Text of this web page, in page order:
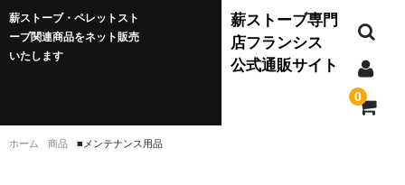
薪ストーブ・ペレットスト
ーブ関連商品をネット販売
いたします
薪ストーブ専門
店フランシス
公式通販サイト
0
ホーム 商品 ■メンテナンス用品